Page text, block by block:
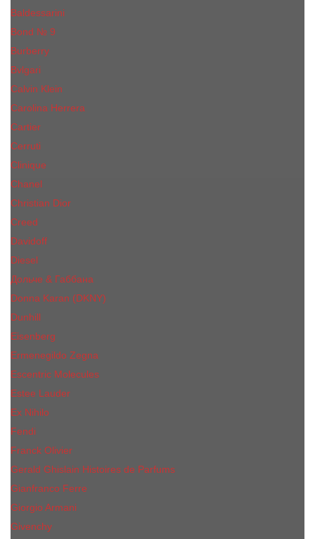
Baldessarini
Bond № 9
Burberry
Bvlgari
Calvin Klein
Carolina Herrera
Cartier
Cerruti
Сliniquе
Chanel
Christian Dior
Creed
Davidoff
Diesel
Дольче & Габбана
Donna Karan (DKNY)
Dunhill
Eisenberg
Ermenegildo Zegna
Escentric Molecules
Еsteе Lаudеr
Ex Nihilo
Fendi
Franck Olivier
Gerald Ghislain Histoires de Parfums
Gianfranco Ferre
Giorgio Armani
Givenchy